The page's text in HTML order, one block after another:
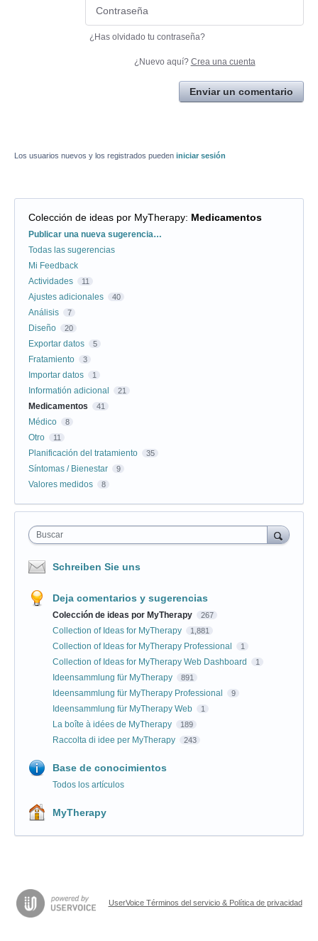
¿Has olvidado tu contraseña?
¿Nuevo aquí? Crea una cuenta
Enviar un comentario
Los usuarios nuevos y los registrados pueden iniciar sesión
Colección de ideas por MyTherapy: Medicamentos
Categorías
Publicar una nueva sugerencia…
Todas las sugerencias
Mi Feedback
Actividades
11
Ajustes adicionales 40
Análisis 7
Diseño 20
Exportar datos 5
Fratamiento 3
Importar datos 1
Informatión adicional 21
Medicamentos 41
Médico 8
Otro 11
Planificación del tratamiento 35
Síntomas / Bienestar 9
Valores medidos 8
Buscar
Schreiben Sie uns
Deja comentarios y sugerencias
Colección de ideas por MyTherapy 267
Collection of Ideas for MyTherapy 1,881
Collection of Ideas for MyTherapy Professional 1
Collection of Ideas for MyTherapy Web Dashboard 1
Ideensammlung für MyTherapy 891
Ideensammlung für MyTherapy Professional 9
Ideensammlung für MyTherapy Web 1
La boîte à idées de MyTherapy 189
Raccolta di idee per MyTherapy 243
Base de conocimientos
Todos los artículos
MyTherapy
UserVoice Términos del servicio & Política de privacidad